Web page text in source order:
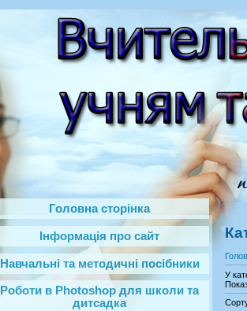
Головна сторінка
Інформація про сайт
Навчальні та методичні посібники
Роботи в Photoshop‎ для школи та
дитсадка
У